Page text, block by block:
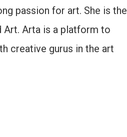
passion for art. She is the
Art. Arta is a platform to
creative gurus in the art